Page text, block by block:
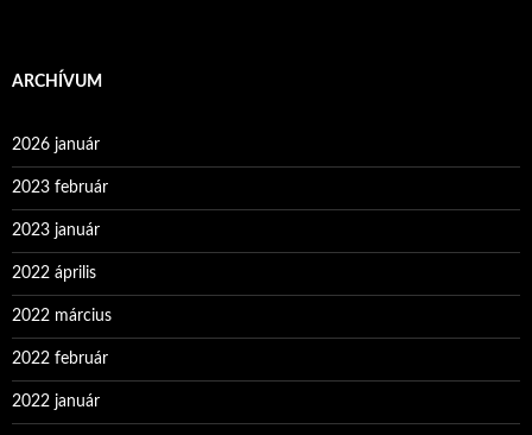
ARCHÍVUM
2026 január
2023 február
2023 január
2022 április
2022 március
2022 február
2022 január